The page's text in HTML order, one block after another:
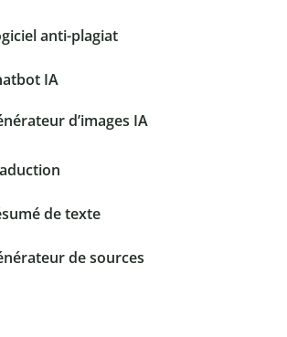
anti-plagiat
IA
d’images IA
de texte
de sources